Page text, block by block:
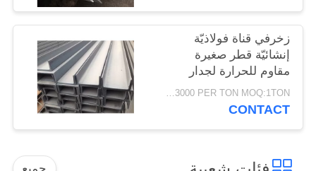
زخرفي قناة فولاذيّة
إنشائيّة قطر صغيرة
مقاوم للحرارة لجدار
شعاع
USD1500-3000 PER TON MOQ:1TON
CONTACT